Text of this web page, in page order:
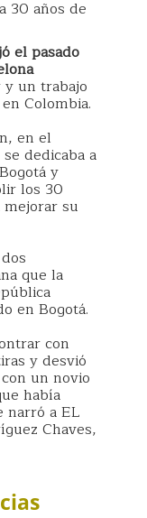
30 años de
el pasado
un trabajo
Colombia.
en el
dedicaba a
y
los 30
su
que la
en Bogotá.
con
y desvió
un novio
había
narró a EL
Chaves,